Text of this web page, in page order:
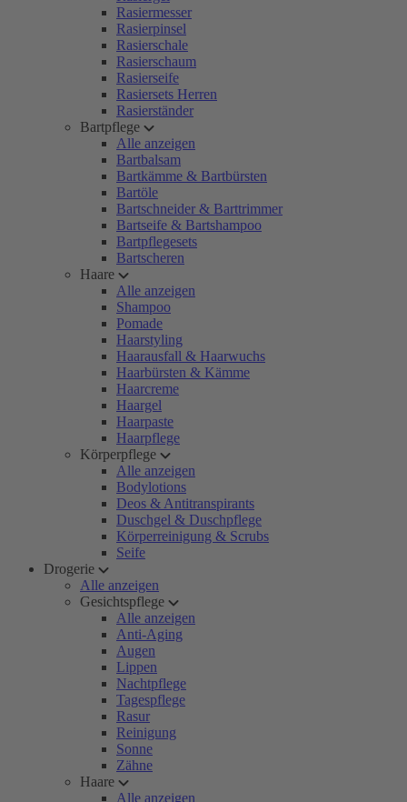
Rasiermesser
Rasierpinsel
Rasierschale
Rasierschaum
Rasierseife
Rasiersets Herren
Rasierständer
Bartpflege
Alle anzeigen
Bartbalsam
Bartkämme & Bartbürsten
Bartöle
Bartschneider & Barttrimmer
Bartseife & Bartshampoo
Bartpflegesets
Bartscheren
Haare
Alle anzeigen
Shampoo
Pomade
Haarstyling
Haarausfall & Haarwuchs
Haarbürsten & Kämme
Haarcreme
Haargel
Haarpaste
Haarpflege
Körperpflege
Alle anzeigen
Bodylotions
Deos & Antitranspirants
Duschgel & Duschpflege
Körperreinigung & Scrubs
Seife
Drogerie
Alle anzeigen
Gesichtspflege
Alle anzeigen
Anti-Aging
Augen
Lippen
Nachtpflege
Tagespflege
Rasur
Reinigung
Sonne
Zähne
Haare
Alle anzeigen